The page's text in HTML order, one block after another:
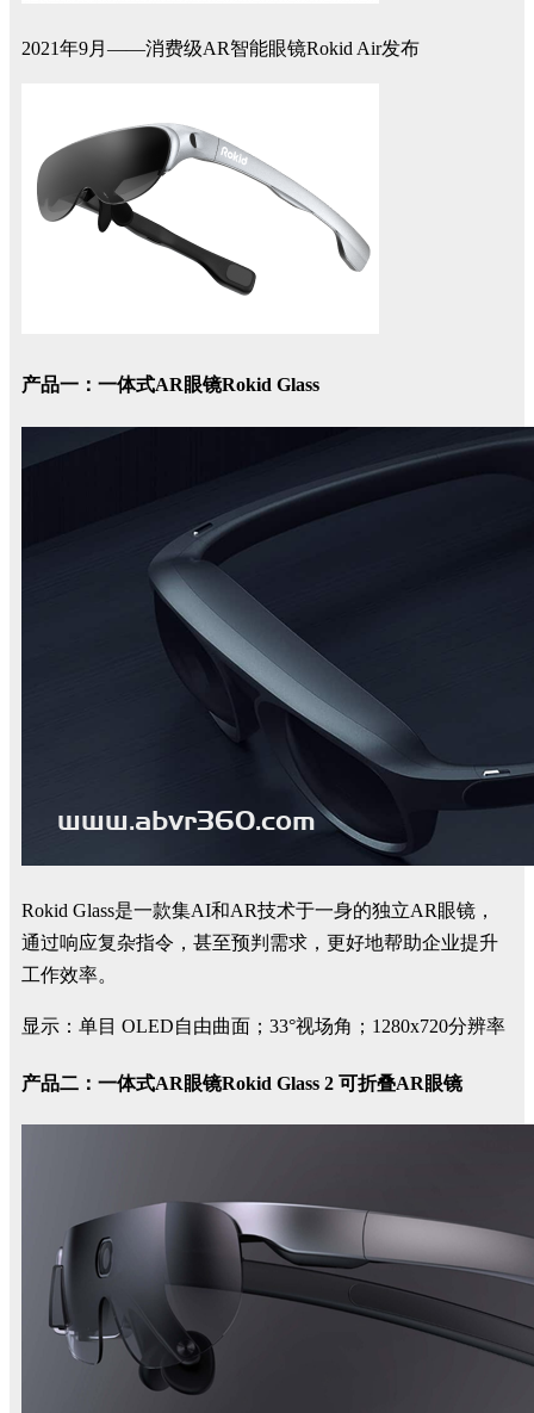
2021年9月——消费级AR智能眼镜Rokid Air发布
产品一：一体式AR眼镜Rokid Glass
Rokid Glass是一款集AI和AR技术于一身的独立AR眼镜，
通过响应复杂指令，甚至预判需求，更好地帮助企业提升
工作效率。
显示：单目 OLED自由曲面；33°视场角；1280x720分辨率
产品二：一体式AR眼镜Rokid Glass 2 可折叠AR眼镜